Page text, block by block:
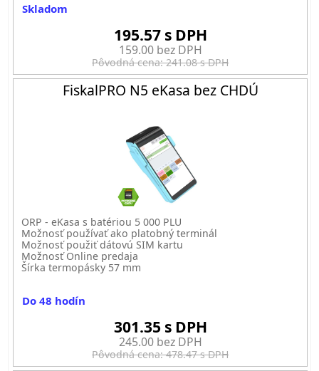
Skladom
195.57 s DPH
159.00 bez DPH
Pôvodná cena: 241.08 s DPH
FiskalPRO N5 eKasa bez CHDÚ
ORP - eKasa s batériou 5 000 PLU
Možnosť používať ako platobný terminál
Možnosť použiť dátovú SIM kartu
Možnosť Online predaja
Šírka termopásky 57 mm
Do 48 hodín
301.35 s DPH
245.00 bez DPH
Pôvodná cena: 478.47 s DPH